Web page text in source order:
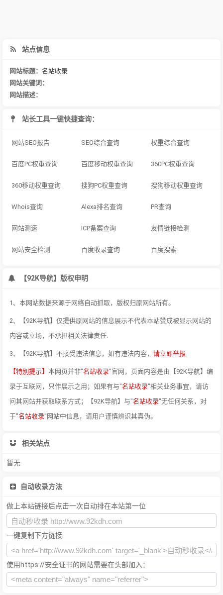
站点信息
网站标题： 名站收录
网站关键词：
网站描述：
站长工具一键快捷查询：
网站SEO报告 SEO综合查询 权重综合查询
百度PC权重查询 百度移动权重查询 360PC权重查询
360移动权重查询 搜狗PC权重查询 搜狗移动权重查询
Whois查询 Alexa排名查询 PR查询
网站测速 ICP备案查询 友情链接检测
网站安全检测 百度收录查询 百度搜索
【92K导航】版权申明
1、本网站数据来源于网络自动抓取，版权归原网站所有。
2、【92K导航】仅提供原网站的信息展示不代表本站赞成被显示网站的
内容或立场，不承担相关法律责任.
3、【92K导航】不接受违法信息，如有违法内容， 请立即举报
【特别提示】 本网页并非"名站收录"官网，页面内容是由【92K导航】编
录于互联网，只作展示之用；如果有与"名站收录"相关业务事宜，请访
问其网站并获取联系方式；【92K导航】与"名站收录"无任何关系，对
于"名站收录"网站中信息，请用户谨慎辨识其真伪。
相关站点
暂无
自动收录方法
做上本站链接后点击一次自动排在本站第一位
一键复制下方链接:
使用https://安全证书的网站需要在头部加入：